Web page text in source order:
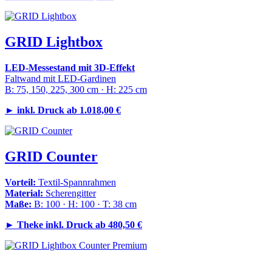
GRID Lightbox
LED-Messestand mit 3D-Effekt
Faltwand mit LED-Gardinen
B: 75, 150, 225, 300 cm · H: 225 cm
► inkl. Druck ab 1.018,00 €
GRID Counter
Vorteil: Textil-Spannrahmen
Material: Scherengitter
Maße: B: 100 · H: 100 · T: 38 cm
► Theke inkl. Druck ab 480,50 €